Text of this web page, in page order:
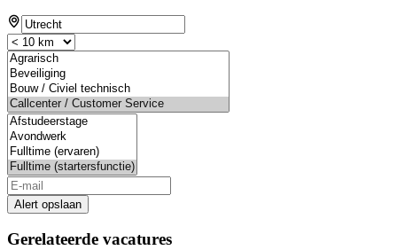
Alert opslaan
Gerelateerde vacatures